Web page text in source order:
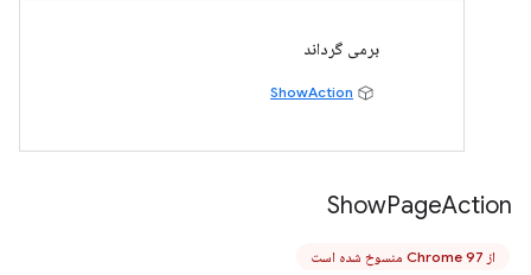
برمی گرداند
ShowAction
ShowPageAction
از Chrome 97 منسوخ شده است